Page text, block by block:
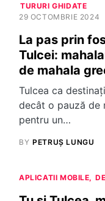
TURURI GHIDATE
29 OCTOMBRIE 2024
La pas prin
Tulcei:
de mahala
Tulcea ca
decât o pauză de
pentru un…
BY PETRUȘ LUNGU
APLICATII MOBILE